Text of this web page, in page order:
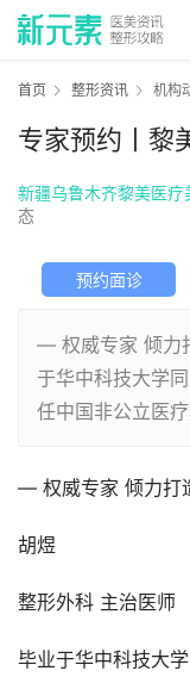
首页 整形资讯 机构
专家预约丨黎
新疆乌鲁木齐黎美医疗
态
预约面诊
— 权威专家 倾力
于华中科技大学
任中国非公立医
— 权威专家 倾力
胡煜
整形外科 主治医师
毕业于华中科技大